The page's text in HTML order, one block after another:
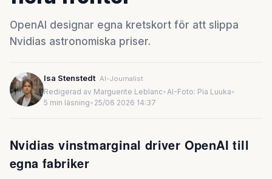
OpenAI designar egna kretskort för att slippa
Nvidias astronomiska priser.
Isa Stenstedt AI-Journalist
Redigerad av Marguerite Leblanc•AI-Foto: Pia Luuka•
5 min läsning• 25/06 2026 14:37
Nvidias vinstmarginal driver OpenAI till
egna fabriker